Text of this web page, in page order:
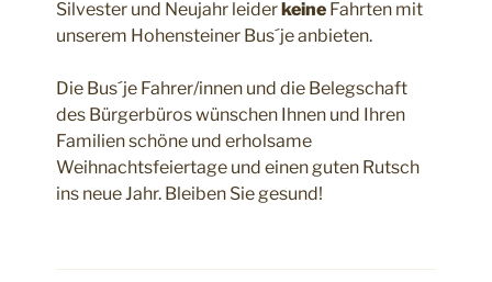
Silvester und Neujahr leiderkeine Fahrten mit
unserem Hohensteiner Bus´je anbieten.
Die Bus´je Fahrer/innen und die Belegschaft
des Bürgerbüros wünschen Ihnen und Ihren
Familien schöne und erholsame
Weihnachtsfeiertage und einen guten Rutsch
ins neue Jahr. Bleiben Sie gesund!